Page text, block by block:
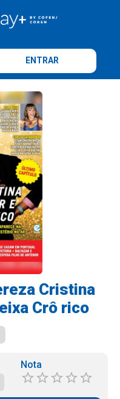
ENTRAR
Cristina
Crô rico
Nota